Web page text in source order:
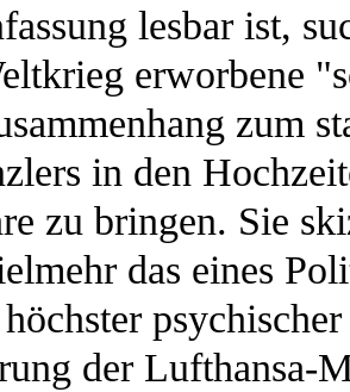
lesbar ist,
erworbene
zum
in den
zu bringen. Sie
das eines
der Lufthansa-